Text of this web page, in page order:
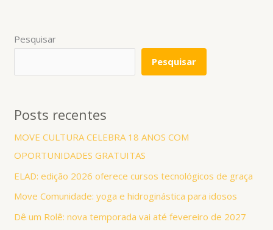
Pesquisar
Pesquisar
Posts recentes
MOVE CULTURA CELEBRA 18 ANOS COM
OPORTUNIDADES GRATUITAS
ELAD: edição 2026 oferece cursos tecnológicos de graça
Move Comunidade: yoga e hidroginástica para idosos
Dê um Rolê: nova temporada vai até fevereiro de 2027